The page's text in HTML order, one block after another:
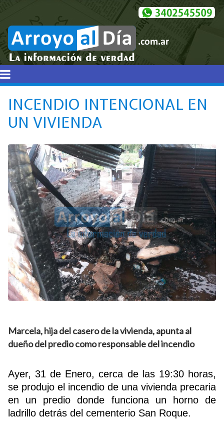
INCENDIO INTENCIONAL EN
UN VIVIENDA
Marcela, hija del casero de la vivienda, apunta al
dueño del predio como responsable del incendio
Ayer, 31 de Enero, cerca de las 19:30 horas,
se produjo el incendio de una vivienda precaria
en un predio donde funciona un horno de
ladrillo detrás del cementerio San Roque.